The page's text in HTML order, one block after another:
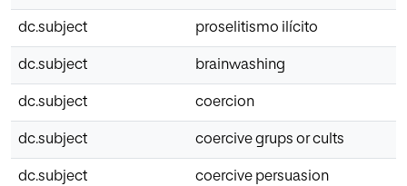
dc.subject proselitismo ilícito
dc.subject brainwashing
dc.subject coercion
dc.subject coercive grups or cults
dc.subject coercive persuasion